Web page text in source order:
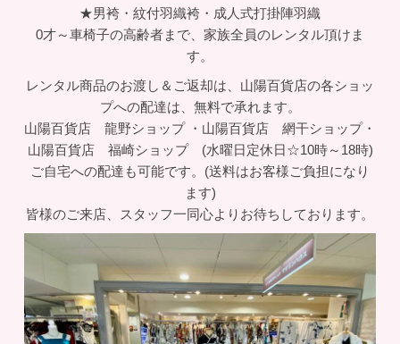
★男袴・紋付羽織袴・成人式打掛陣羽織
0才～車椅子の高齢者まで、家族全員のレンタル頂けま
す。
レンタル商品のお渡し＆ご返却は、山陽百貨店の各ショッ
プへの配達は、無料で承れます。
山陽百貨店 龍野ショップ ・山陽百貨店 網干ショップ・
山陽百貨店 福崎ショップ (水曜日定休日☆10時～18時)
ご自宅への配達も可能です。(送料はお客様ご負担になり
ます)
皆様のご来店、スタッフ一同心よりお待ちしております。